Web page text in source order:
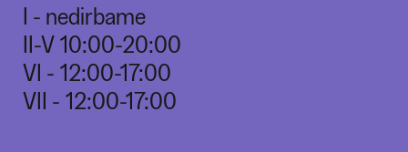
I - nedirbame
II-V 10:00-20:00
VI - 12:00-17:00
VII - 12:00-17:00